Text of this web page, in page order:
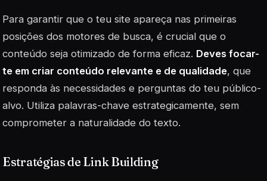
Para garantir que o teu site apareça nas primeiras
posições dos motores de busca, é crucial que o
conteúdo seja otimizado de forma eficaz. Deves focar-
te em criar conteúdo relevante e de qualidade, que
responda às necessidades e perguntas do teu público-
alvo. Utiliza palavras-chave estrategicamente, sem
comprometer a naturalidade do texto.
Estratégias de Link Building